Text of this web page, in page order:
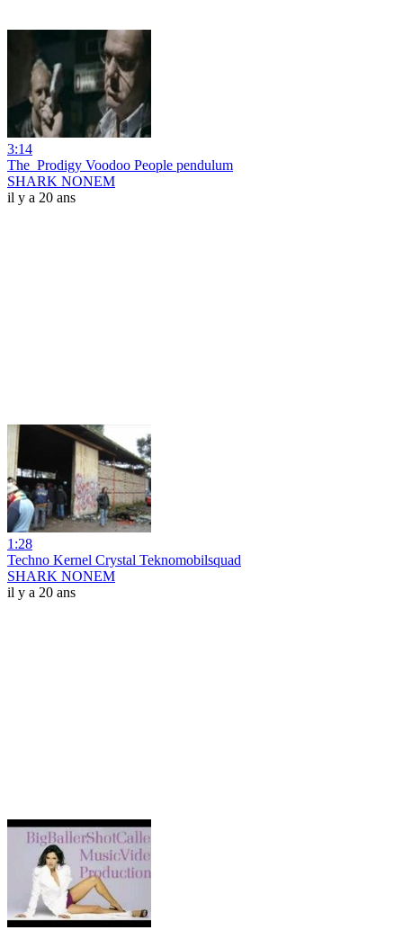
3:14
The_Prodigy Voodoo People pendulum
SHARK NONEM
il y a 20 ans
1:28
Techno Kernel Crystal Teknomobilsquad
SHARK NONEM
il y a 20 ans